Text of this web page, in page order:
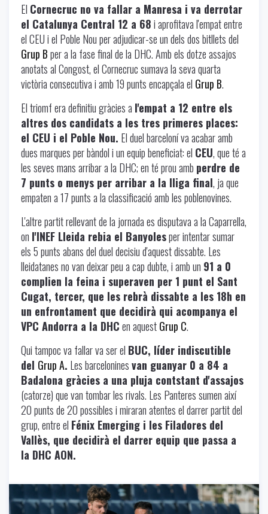
El Cornecruc no va fallar a Manresa i va derrotar
el Catalunya Central 12 a 68i aprofitava l'empat entre
el CEU i el Poble Nou per adjudicar-se un dels dos bitllets del
Grup Bper a la fase final de la DHC. Amb els dotze assajos
anotats al Congost, el Cornecruc sumava la seva quarta
victòria consecutiva i amb 19 punts encapçala el Grup B.
El triomf era definitiu gràcies a l'empat a 12 entre els
altres dos candidats a les tres primeres places:
el CEU i el Poble Nou. El duel barceloní va acabar amb
dues marques per bàndol i un equip beneficiat: el CEU, que té a
les seves mans arribar a la DHC; en té prou amb perdre de
7 punts o menys per arribar a la lliga final, ja que
empaten a 17 punts a la classificació amb les poblenovines.
L'altre partit rellevant de la jornada es disputava a la Caparrella,
on l'INEF Lleida rebia el Banyolesper intentar sumar
els 5 punts abans del duel decisiu d'aquest dissabte. Les
lleidatanes no van deixar peu a cap dubte, i amb un 91 a 0
complien la feina i superaven per 1 punt el Sant
Cugat, tercer, que les rebrà dissabte a les 18h en
un enfrontament que decidirà qui acompanya el
VPC Andorra a la DHCen aquestGrup C.
Qui tampoc va fallar va ser el BUC, líder indiscutible
del Grup A. Les barceloninesvan guanyar 0 a 84 a
Badalona gràcies a una pluja contstant d'assajos
(catorze) que van tombar les rivals. Les Panteres sumen així
20 punts de 20 possibles i miraran atentes el darrer partit del
grup, entre el Fénix Emerging i les Filadores del
Vallès, que decidirà el darrer equip que passa a
la DHC AON.